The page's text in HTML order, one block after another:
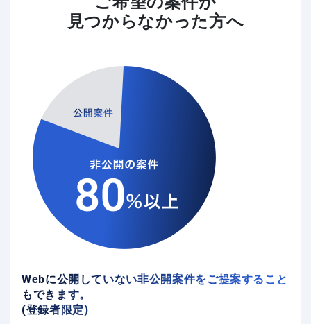
見つからなかった方へ
Webに公開していない非公開案件をご提案すること
もできます。
(登録者限定)